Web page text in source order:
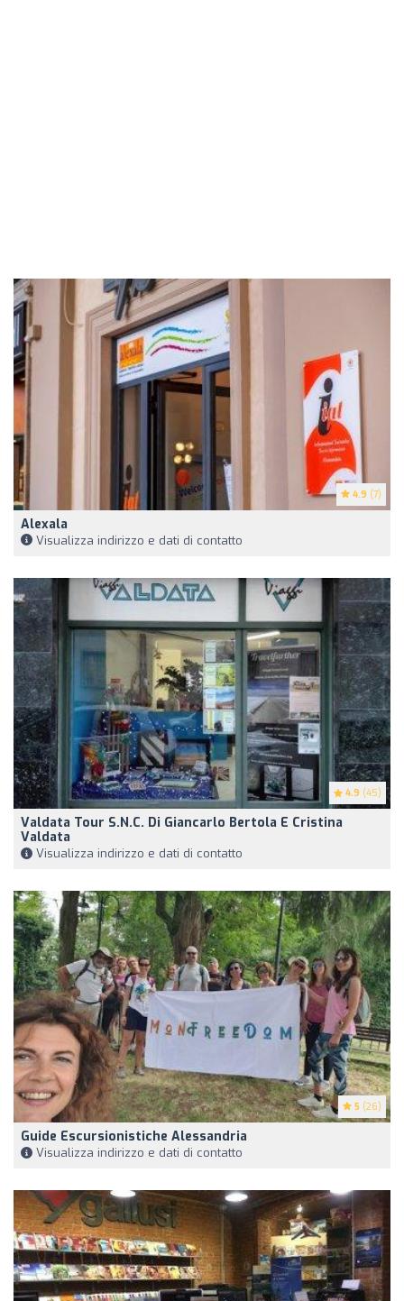
4.9 (7)
Alexala
Visualizza indirizzo e dati di contatto
4.9 (45)
Valdata Tour S.N.C. Di Giancarlo Bertola E Cristina
Valdata
Visualizza indirizzo e dati di contatto
5 (26)
Guide Escursionistiche Alessandria
Visualizza indirizzo e dati di contatto